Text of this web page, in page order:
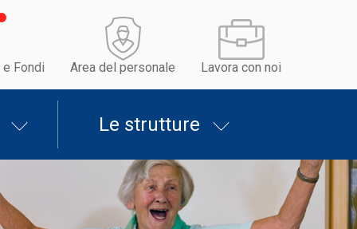
Fondi Area del personale Lavora con noi
Le strutture